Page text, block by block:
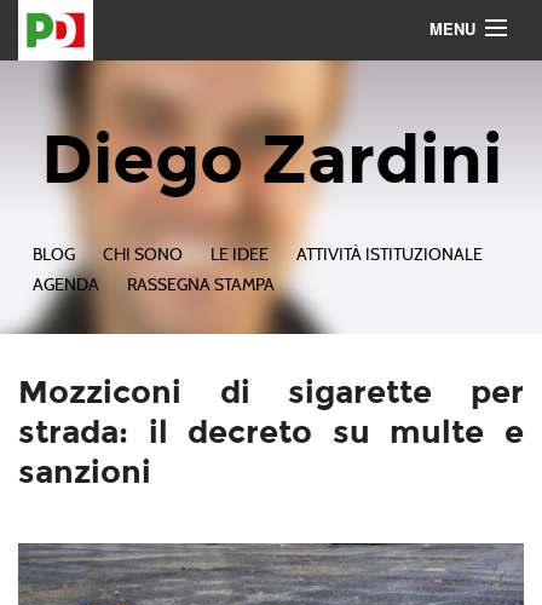
MENU
Diego Zardini
BLOG CHI SONO LE IDEE
ATTIVITÀ ISTITUZIONALE
AGENDA
RASSEGNA STAMPA
Mozziconi di sigarette per
strada: il decreto su multe e
sanzioni